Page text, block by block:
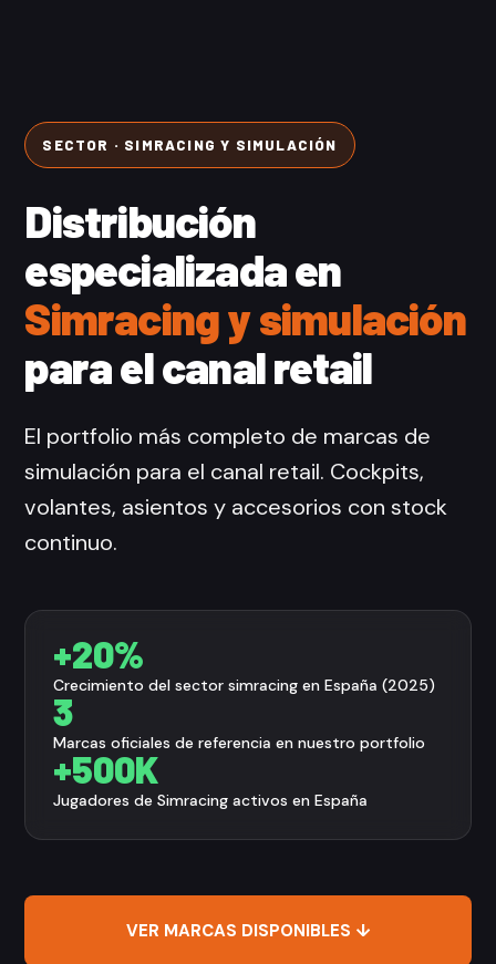
SECTOR · SIMRACING Y SIMULACIÓN
Distribución
especializada en
Simracing y simulación
para el canal retail
El portfolio más completo de marcas de
simulación para el canal retail. Cockpits,
volantes, asientos y accesorios con stock
continuo.
+20%
Crecimiento del sector simracing en España (2025)
3
Marcas oficiales de referencia en nuestro portfolio
+500K
Jugadores de Simracing activos en España
VER MARCAS DISPONIBLES ↓